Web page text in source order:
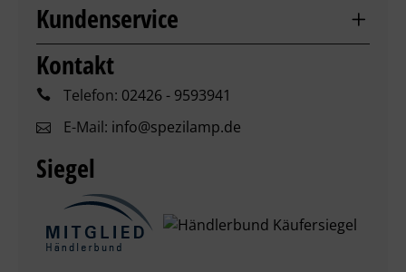
Kundenservice
Kontakt
Telefon: 02426 - 9593941
E-Mail: info@spezilamp.de
Siegel